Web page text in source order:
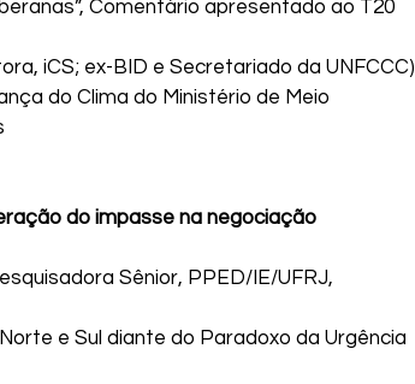
Comentário apresentado ao T20
iCS; ex-BID e Secretariado da UNFCCC)
do Clima do Ministério de Meio
do impasse na negociação
Sênior, PPED/IE/UFRJ,
e Sul diante do Paradoxo da Urgência